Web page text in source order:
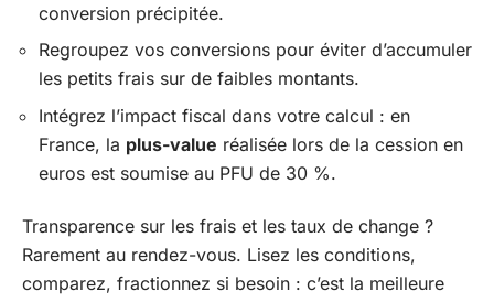
conversion précipitée.
Regroupez vos conversions pour éviter d’accumuler
les petits frais sur de faibles montants.
Intégrez l’impact fiscal dans votre calcul : en
France, la plus-value réalisée lors de la cession en
euros est soumise au PFU de 30 %.
Transparence sur les frais et les taux de change ?
Rarement au rendez-vous. Lisez les conditions,
comparez, fractionnez si besoin : c’est la meilleure